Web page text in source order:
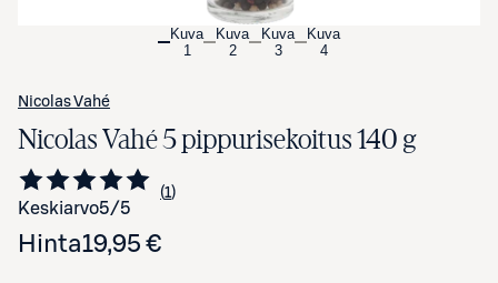
Kuva
1
Kuva
2
Kuva
3
Kuva
4
Nicolas Vahé
Nicolas Vahé 5 pippurisekoitus 140 g
Keskiarvo5/5 Siirry arvioihin
1
kappale
Hinta19,95 €